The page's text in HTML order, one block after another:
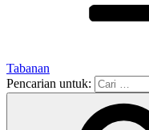
Tabanan
Pencarian untuk: